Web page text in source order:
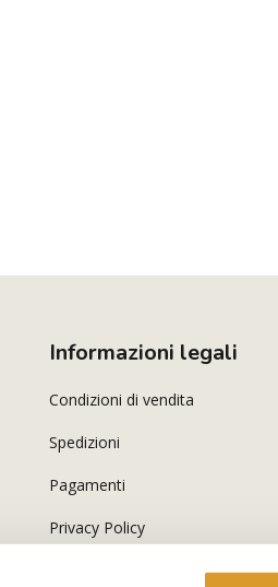
Informazioni legali
Condizioni di vendita
Spedizioni
Pagamenti
Privacy Policy